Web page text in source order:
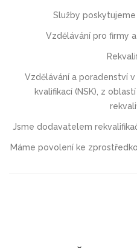
Služby
Vzdělávání pro firmy
Vzdělávání a poradenství
kvalifikací (NSK), z
Jsme dodavatelem
Máme povolení ke